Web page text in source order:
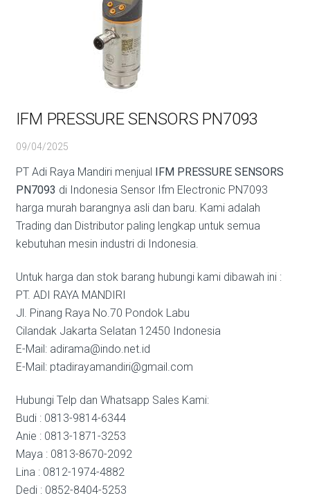
IFM PRESSURE SENSORS PN7093
09/04/2025
PT Adi Raya Mandiri menjual IFM PRESSURE SENSORS
PN7093 di Indonesia Sensor Ifm Electronic PN7093
harga murah barangnya asli dan baru. Kami adalah
Trading dan Distributor paling lengkap untuk semua
kebutuhan mesin industri di Indonesia.
Untuk harga dan stok barang hubungi kami dibawah ini :
PT. ADI RAYA MANDIRI
Jl. Pinang Raya No.70 Pondok Labu
Cilandak Jakarta Selatan 12450 Indonesia
E-Mail: adirama@indo.net.id
E-Mail: ptadirayamandiri@gmail.com
Hubungi Telp dan Whatsapp Sales Kami:
Budi : 0813-9814-6344
Anie : 0813-1871-3253
Maya : 0813-8670-2092
Lina : 0812-1974-4882
Dedi : 0852-8404-5253